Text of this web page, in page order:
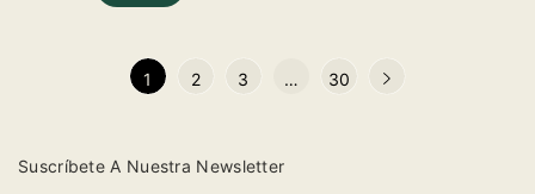
1 2 3 … 30
Suscríbete A Nuestra Newsletter